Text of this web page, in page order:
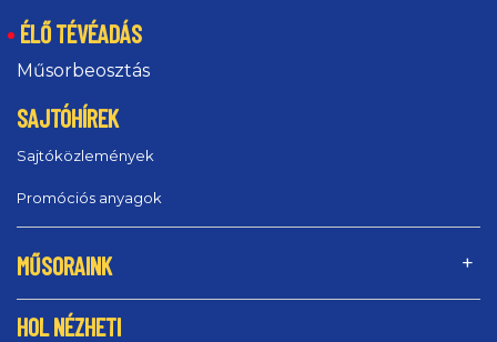
ÉLŐ TÉVÉADÁS
Műsorbeosztás
SAJTÓHÍREK
Sajtóközlemények
Promóciós anyagok
MŰSORAINK
HOL NÉZHETI